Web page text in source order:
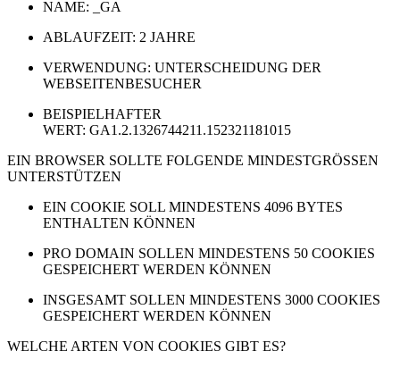
NAME: _GA
ABLAUFZEIT: 2 JAHRE
VERWENDUNG: UNTERSCHEIDUNG DER
WEBSEITENBESUCHER
BEISPIELHAFTER
WERT: GA1.2.1326744211.152321181015
EIN BROWSER SOLLTE FOLGENDE MINDESTGRÖSSEN
UNTERSTÜTZEN
EIN COOKIE SOLL MINDESTENS 4096 BYTES
ENTHALTEN KÖNNEN
PRO DOMAIN SOLLEN MINDESTENS 50 COOKIES
GESPEICHERT WERDEN KÖNNEN
INSGESAMT SOLLEN MINDESTENS 3000 COOKIES
GESPEICHERT WERDEN KÖNNEN
WELCHE ARTEN VON COOKIES GIBT ES?